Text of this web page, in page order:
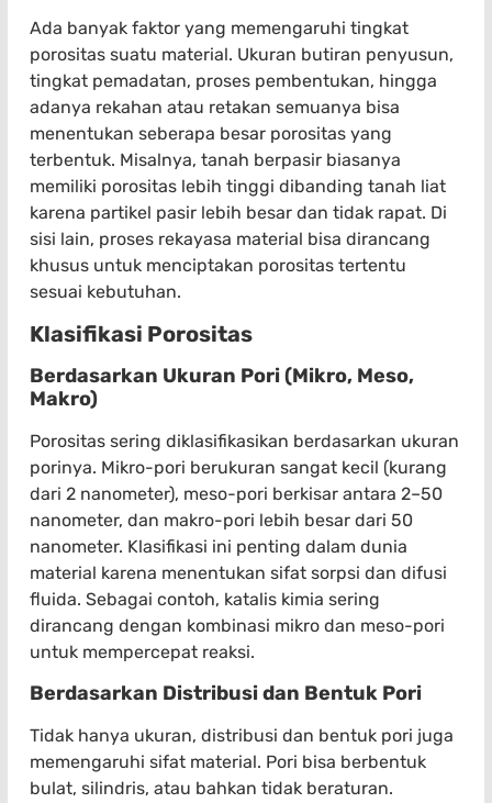
Ada banyak faktor yang memengaruhi tingkat
porositas suatu material. Ukuran butiran penyusun,
tingkat pemadatan, proses pembentukan, hingga
adanya rekahan atau retakan semuanya bisa
menentukan seberapa besar porositas yang
terbentuk. Misalnya, tanah berpasir biasanya
memiliki porositas lebih tinggi dibanding tanah liat
karena partikel pasir lebih besar dan tidak rapat. Di
sisi lain, proses rekayasa material bisa dirancang
khusus untuk menciptakan porositas tertentu
sesuai kebutuhan.
Klasifikasi Porositas
Berdasarkan Ukuran Pori (Mikro, Meso,
Makro)
Porositas sering diklasifikasikan berdasarkan ukuran
porinya. Mikro-pori berukuran sangat kecil (kurang
dari 2 nanometer), meso-pori berkisar antara 2–50
nanometer, dan makro-pori lebih besar dari 50
nanometer. Klasifikasi ini penting dalam dunia
material karena menentukan sifat sorpsi dan difusi
fluida. Sebagai contoh, katalis kimia sering
dirancang dengan kombinasi mikro dan meso-pori
untuk mempercepat reaksi.
Berdasarkan Distribusi dan Bentuk Pori
Tidak hanya ukuran, distribusi dan bentuk pori juga
memengaruhi sifat material. Pori bisa berbentuk
bulat, silindris, atau bahkan tidak beraturan.